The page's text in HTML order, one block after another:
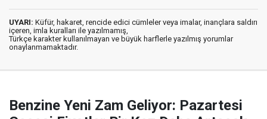
UYARI: Küfür, hakaret, rencide edici cümleler veya imalar, inançlara saldırı
içeren, imla kuralları ile yazılmamış,
Türkçe karakter kullanılmayan ve büyük harflerle yazılmış yorumlar
onaylanmamaktadır.
Benzine Yeni Zam Geliyor: Pazartesi